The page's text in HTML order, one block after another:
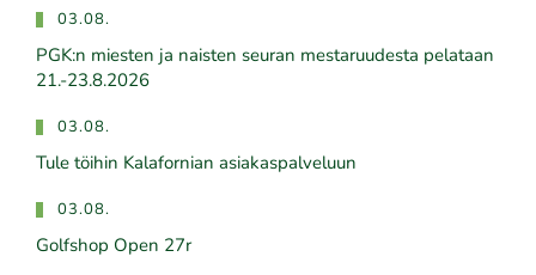
03.08.
PGK:n miesten ja naisten seuran mestaruudesta pelataan
21.-23.8.2026
03.08.
Tule töihin Kalafornian asiakaspalveluun
03.08.
Golfshop Open 27r